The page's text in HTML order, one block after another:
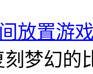
放置游
梦幻的